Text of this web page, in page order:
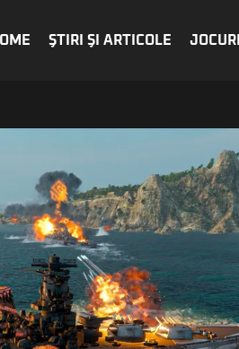
ŞTIRI ŞI ARTICOLE JOCURI